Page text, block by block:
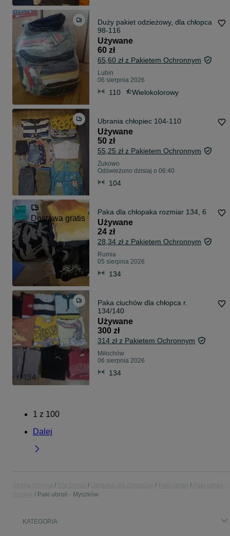
Duży pakiet odzieżowy, dla chłopca
98-116
Używane
60 zł
65,60 zł z Pakietem Ochronnym
Lubin
06 sierpnia 2026
110 Wielokolorowy
Ubrania chłopiec 104-110
Używane
50 zł
55,25 zł z Pakietem Ochronnym
Żukowo
Odświeżono dzisiaj o 06:40
104
Dostawa gratis
Paka dla chłopaka rozmiar 134, 6
Używane
24 zł
28,34 zł z Pakietem Ochronnym
Rumia
05 sierpnia 2026
134
Paka ciuchów dla chłopca r.
134/140
Używane
300 zł
314 zł z Pakietem Ochronnym
Miłochów
06 sierpnia 2026
134
1 z 100
Dalej
Paki ubrań - Myszków
KATEGORIA